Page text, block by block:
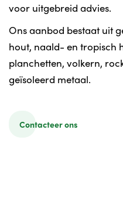
voor uitgebreid advies.
Ons aanbod bestaat uit
hout, naald- en tropisch
planchetten, volkern,
geïsoleerd metaal.
Contacteer ons